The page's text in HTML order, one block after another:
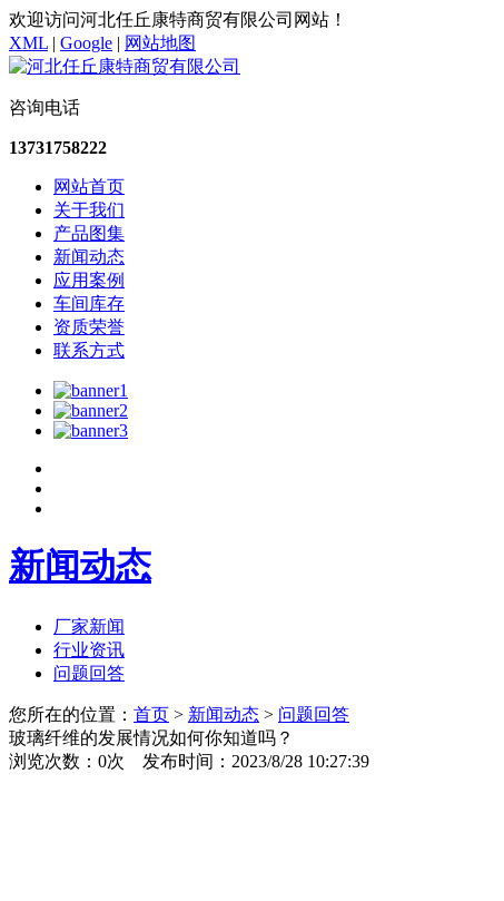
欢迎访问河北任丘康特商贸有限公司网站！
XML | Google | 网站地图
咨询电话
13731758222
网站首页
关于我们
产品图集
新闻动态
应用案例
车间库存
资质荣誉
联系方式
新闻动态
厂家新闻
行业资讯
问题回答
您所在的位置： 首页 > 新闻动态 > 问题回答
玻璃纤维的发展情况如何你知道吗？
浏览次数： 0次 发布时间：2023/8/28 10:27:39